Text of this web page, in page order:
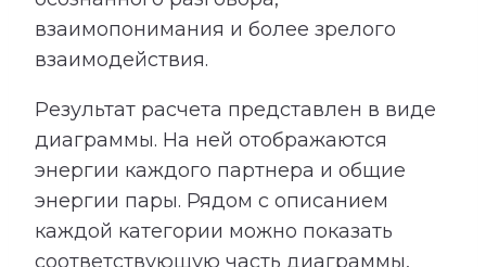
взаимопонимания и более зрелого
взаимодействия.
Результат расчета представлен в виде
диаграммы. На ней отображаются
энергии каждого партнера и общие
энергии пары. Рядом с описанием
каждой категории можно показать
соответствующую часть диаграммы,